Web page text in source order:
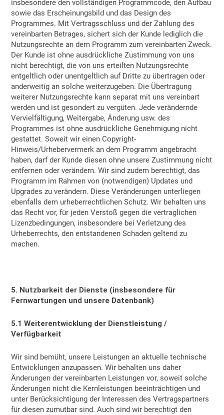
insbesondere den vollständigen Programmcode, den Aufbau
sowie das Erscheinungsbild und das Design des
Programmes. Mit Vertragsschluss und der Zahlung des
vereinbarten Betrages, sichert sich der Kunde lediglich die
Nutzungsrechte an dem Programm zum vereinbarten Zweck.
Der Kunde ist ohne ausdrückliche Zustimmung von uns
nicht berechtigt, die von uns erteilten Nutzungsrechte
entgeltlich oder unentgeltlich auf Dritte zu übertragen oder
anderweitig an solche weiterzugeben. Die Übertragung
weiterer Nutzungsrechte kann separat mit uns vereinbart
werden und ist gesondert zu vergüten. Jede verändernde
Vervielfältigung, Weitergabe, Änderung usw. des
Programmes ist ohne ausdrückliche Genehmigung nicht
gestattet. Soweit wir einen Copyright-
Hinweis/Urhebervermerk an dem Programm angebracht
haben, darf der Kunde diesen ohne unsere Zustimmung nicht
entfernen oder verändern. Wir sind zudem berechtigt, das
Programm im Rahmen von (notwendigen) Updates und
Upgrades zu verändern. Diese Veränderungen unterliegen
ebenfalls dem urheberrechtlichen Schutz. Wir behalten uns
das Recht vor, für jeden Verstoß gegen die vertraglichen
Lizenzbedingungen, insbesondere bei Verletzung des
Urheberrechts, den entstandenen Schaden geltend zu
machen.
5. Nutzbarkeit der Dienste (insbesondere für
Fernwartungen und unsere Datenbank)
5.1 Weiterentwicklung der Dienstleistung /
Verfügbarkeit
Wir sind bemüht, unsere Leistungen an aktuelle technische
Entwicklungen anzupassen. Wir behalten uns daher
Änderungen der vereinbarten Leistungen vor, soweit solche
Änderungen nicht die Kernleistungen beeinträchtigen und
unter Berücksichtigung der Interessen des Vertragspartners
für diesen zumutbar sind. Auch sind wir berechtigt den